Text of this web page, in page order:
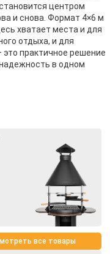
центром
и снова. Формат 4×6 м
хватает места и для
отдыха, и для
практичное решение
в одном
все товары